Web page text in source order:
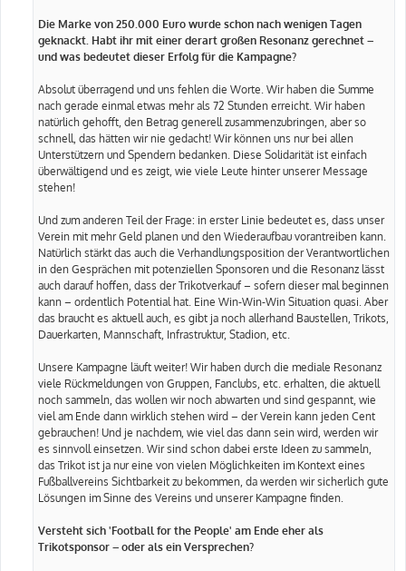
Die Marke von 250.000 Euro wurde schon nach wenigen Tagen
geknackt. Habt ihr mit einer derart großen Resonanz gerechnet –
und was bedeutet dieser Erfolg für die Kampagne?
Absolut überragend und uns fehlen die Worte. Wir haben die Summe
nach gerade einmal etwas mehr als 72 Stunden erreicht. Wir haben
natürlich gehofft, den Betrag generell zusammenzubringen, aber so
schnell, das hätten wir nie gedacht! Wir können uns nur bei allen
Unterstützern und Spendern bedanken. Diese Solidarität ist einfach
überwältigend und es zeigt, wie viele Leute hinter unserer Message
stehen!
Und zum anderen Teil der Frage: in erster Linie bedeutet es, dass unser
Verein mit mehr Geld planen und den Wiederaufbau vorantreiben kann.
Natürlich stärkt das auch die Verhandlungsposition der Verantwortlichen
in den Gesprächen mit potenziellen Sponsoren und die Resonanz lässt
auch darauf hoffen, dass der Trikotverkauf – sofern dieser mal beginnen
kann – ordentlich Potential hat. Eine Win-Win-Win Situation quasi. Aber
das braucht es aktuell auch, es gibt ja noch allerhand Baustellen, Trikots,
Dauerkarten, Mannschaft, Infrastruktur, Stadion, etc.
Unsere Kampagne läuft weiter! Wir haben durch die mediale Resonanz
viele Rückmeldungen von Gruppen, Fanclubs, etc. erhalten, die aktuell
noch sammeln, das wollen wir noch abwarten und sind gespannt, wie
viel am Ende dann wirklich stehen wird – der Verein kann jeden Cent
gebrauchen! Und je nachdem, wie viel das dann sein wird, werden wir
es sinnvoll einsetzen. Wir sind schon dabei erste Ideen zu sammeln,
das Trikot ist ja nur eine von vielen Möglichkeiten im Kontext eines
Fußballvereins Sichtbarkeit zu bekommen, da werden wir sicherlich gute
Lösungen im Sinne des Vereins und unserer Kampagne finden.
Versteht sich 'Football for the People' am Ende eher als
Trikotsponsor – oder als ein Versprechen?